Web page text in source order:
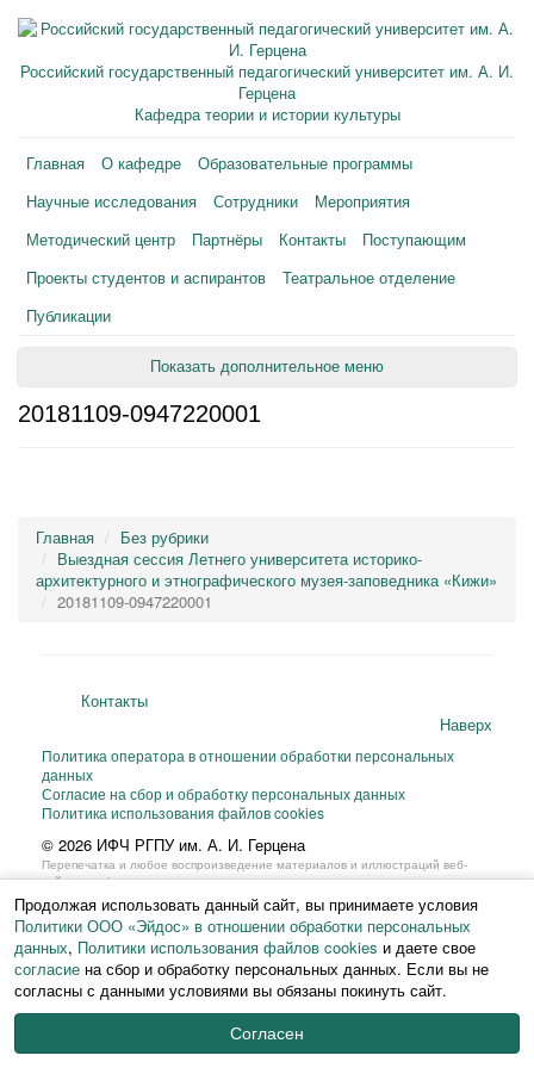
Российский государственный педагогический университет им. А. И.
Герцена
Кафедра теории и истории культуры
Главная О кафедре
Образовательные программы
Научные исследования
Сотрудники
Мероприятия
Методический центр
Партнёры Контакты
Поступающим
Проекты студентов и аспирантов
Театральное отделение
Публикации
Показать дополнительное меню
20181109-0947220001
Главная
Без рубрики
Выездная сессия Летнего университета историко-
архитектурного и этнографического музея-заповедника «Кижи»
20181109-0947220001
Контакты
Наверх
Политика оператора в отношении обработки персональных
данных
Согласие на сбор и обработку персональных данных
Политика использования файлов cookies
© 2026 ИФЧ РГПУ им. А. И. Герцена
Перепечатка и любое воспроизведение материалов и иллюстраций веб-
сайта или фрагментов
из них на любом языке возможны только с письменного разрешения ИФЧ
РГПУ им. А. И. Герцена.
Продолжая использовать данный сайт, вы принимаете условия
Политики ООО «Эйдос» в отношении обработки персональных
данных, Политики использования файлов cookies и даете свое
согласие на сбор и обработку персональных данных. Если вы не
согласны с данными условиями вы обязаны покинуть сайт.
Согласен